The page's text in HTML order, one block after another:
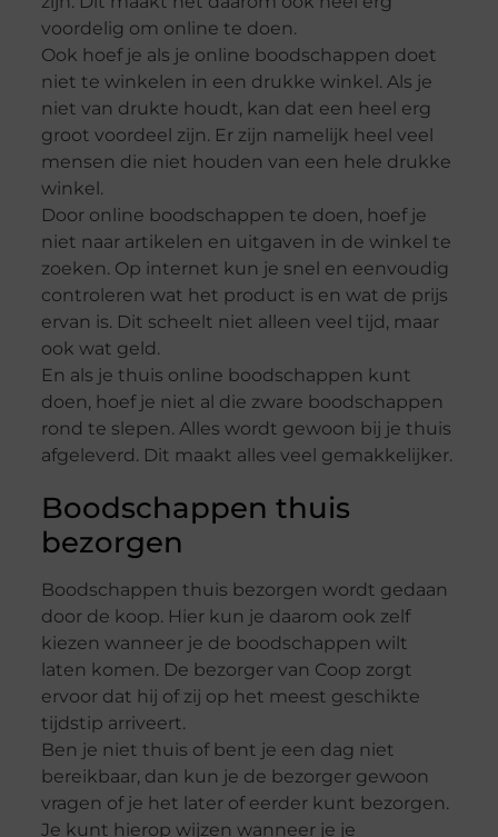
voordelig om online te doen.
Ook hoef je als je online boodschappen doet
niet te winkelen in een drukke winkel. Als je
niet van drukte houdt, kan dat een heel erg
groot voordeel zijn. Er zijn namelijk heel veel
mensen die niet houden van een hele drukke
winkel.
Door online boodschappen te doen, hoef je
niet naar artikelen en uitgaven in de winkel te
zoeken. Op internet kun je snel en eenvoudig
controleren wat het product is en wat de prijs
ervan is. Dit scheelt niet alleen veel tijd, maar
ook wat geld.
En als je thuis online boodschappen kunt
doen, hoef je niet al die zware boodschappen
rond te slepen. Alles wordt gewoon bij je thuis
afgeleverd. Dit maakt alles veel gemakkelijker.
Boodschappen thuis
bezorgen
Boodschappen thuis bezorgen wordt gedaan
door de koop. Hier kun je daarom ook zelf
kiezen wanneer je de boodschappen wilt
laten komen. De bezorger van Coop zorgt
ervoor dat hij of zij op het meest geschikte
tijdstip arriveert.
Ben je niet thuis of bent je een dag niet
bereikbaar, dan kun je de bezorger gewoon
vragen of je het later of eerder kunt bezorgen.
Je kunt hierop wijzen wanneer je je